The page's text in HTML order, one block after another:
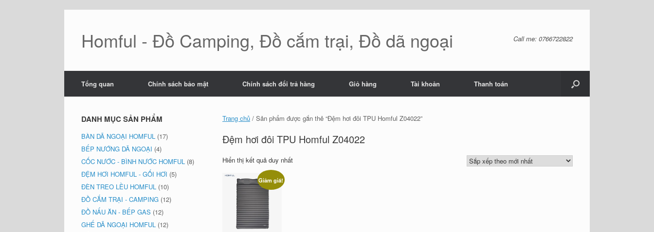
Homful - Đồ Camping, Đồ cắm trại, Đồ dã ngoại Call me: 0766722822
Tổng quan Chính sách bảo mật Chính sách đổi trả hàng Giỏ hàng Tài khoản Thanh toán
Trang chủ / Sản phẩm được gắn thẻ “Đệm hơi đôi TPU Homful Z04022”
Đệm hơi đôi TPU Homful Z04022
Hiển thị kết quả duy nhất
Giảm giá!
DANH MỤC SẢN PHẨM
BÀN DÃ NGOẠI HOMFUL (17)
BẾP NƯỚNG DÃ NGOẠI (4)
CỐC NƯỚC - BÌNH NƯỚC HOMFUL (8)
ĐỆM HƠI HOMFUL - GỐI HƠI (5)
ĐÈN TREO LỀU HOMFUL (10)
ĐỒ CẮM TRẠI - CAMPING (12)
ĐỒ NẤU ĂN - BẾP GAS (12)
GHẾ DÃ NGOẠI HOMFUL (12)